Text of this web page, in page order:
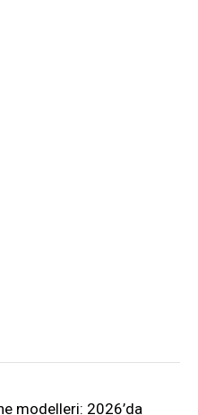
modelleri: 2026’da